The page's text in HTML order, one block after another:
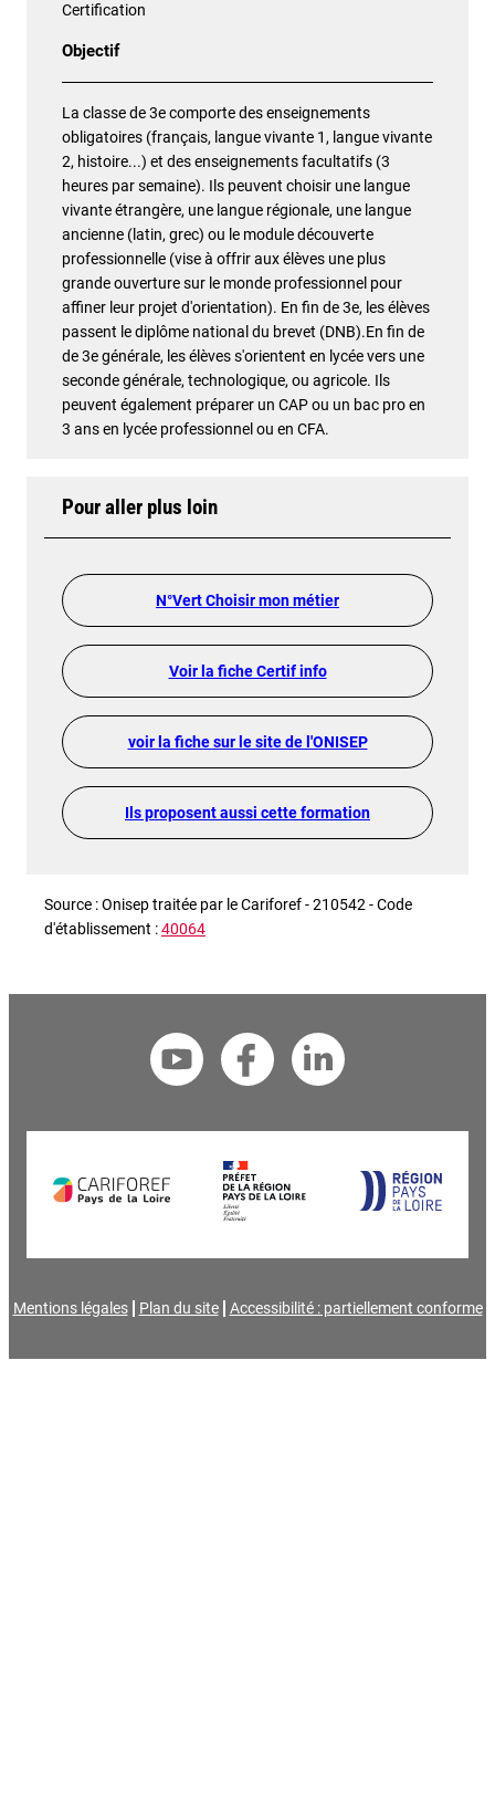
Certification
Objectif
La classe de 3e comporte des enseignements
obligatoires (français, langue vivante 1, langue vivante
2, histoire...) et des enseignements facultatifs (3
heures par semaine). Ils peuvent choisir une langue
vivante étrangère, une langue régionale, une langue
ancienne (latin, grec) ou le module découverte
professionnelle (vise à offrir aux élèves une plus
grande ouverture sur le monde professionnel pour
affiner leur projet d'orientation). En fin de 3e, les élèves
passent le diplôme national du brevet (DNB).En fin de
de 3e générale, les élèves s'orientent en lycée vers une
seconde générale, technologique, ou agricole. Ils
peuvent également préparer un CAP ou un bac pro en
3 ans en lycée professionnel ou en CFA.
Pour aller plus loin
N°Vert Choisir mon métier
Voir la fiche Certif info
voir la fiche sur le site de l'ONISEP
Ils proposent aussi cette formation
Source : Onisep traitée par le Cariforef - 210542 - Code
d'établissement :40064
Mentions légales Plan du site Accessibilité : partiellement conforme